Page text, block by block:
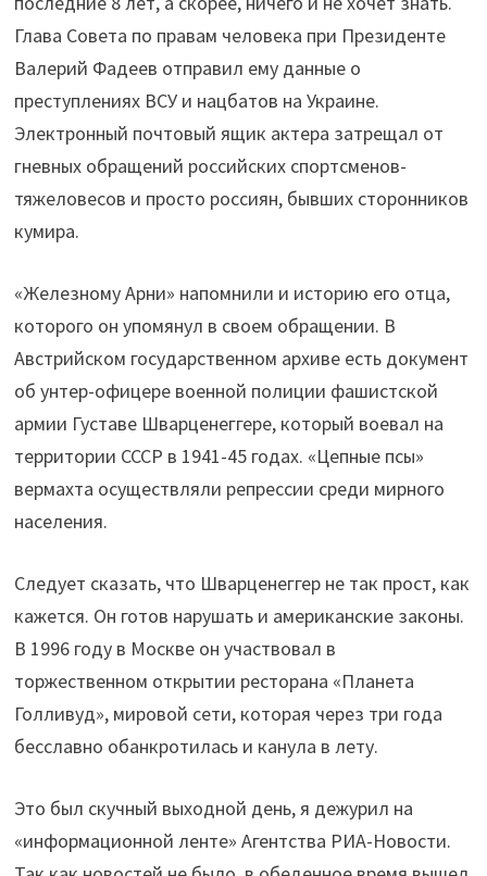
Глава Совета по правам человека при Президенте
Валерий Фадеев отправил ему данные о
преступлениях ВСУ и нацбатов на Украине.
Электронный почтовый ящик актера затрещал от
гневных обращений российских спортсменов-
тяжеловесов и просто россиян, бывших сторонников
кумира.
«Железному Арни» напомнили и историю его отца,
которого он упомянул в своем обращении. В
Австрийском государственном архиве есть документ
об унтер-офицере военной полиции фашистской
армии Густаве Шварценеггере, который воевал на
территории СССР в 1941-45 годах. «Цепные псы»
вермахта осуществляли репрессии среди мирного
населения.
Следует сказать, что Шварценеггер не так прост, как
кажется. Он готов нарушать и американские законы.
В 1996 году в Москве он участвовал в
торжественном открытии ресторана «Планета
Голливуд», мировой сети, которая через три года
бесславно обанкротилась и канула в лету.
Это был скучный выходной день, я дежурил на
«информационной ленте» Агентства РИА-Новости.